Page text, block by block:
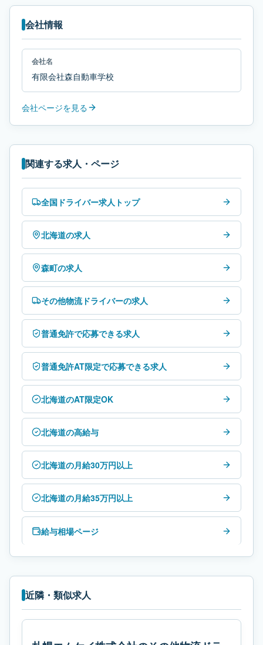
会社情報
会社名
有限会社森自動車学校
会社ページを見る
関連する求人・ページ
全国ドライバー求人トップ
北海道の求人
森町の求人
その他物流ドライバーの求人
普通免許で応募できる求人
普通免許AT限定で応募できる求人
北海道のAT限定OK
北海道の高給与
北海道の月給30万円以上
北海道の月給35万円以上
給与相場ページ
近隣・類似求人